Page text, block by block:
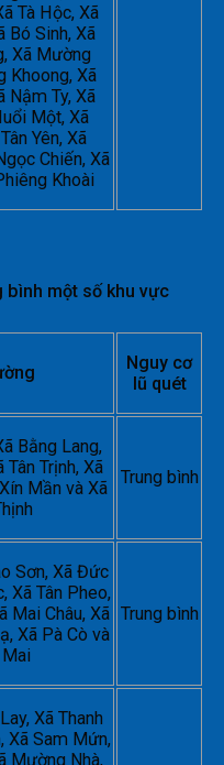
Tà Hộc, Xã
Bó Sinh, Xã
Xã Mường
Khoong, Xã
Nậm Ty, Xã
Một, Xã
Yên, Xã
Chiến, Xã
Khoài
bình một số khu vực
Nguy cơ
lũ quét
Bằng Lang,
Tân Trịnh, Xã
Mần và Xã
Trung bình
Sơn, Xã Đức
Xã Tân Pheo,
Mai Châu, Xã
Xã Pà Cò và
Trung bình
Xã Thanh
Xã Sam Mứn,
Mường Nhà,